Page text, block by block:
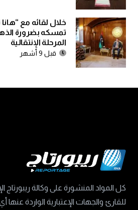
خلال لقائه مع “هانا
تمسكه بضرورة
المرحلة الإنتقالية
قبل 9 أشهر
كل المواد المنشورة على وكالة ريبورتاج
للقارئ والجهات الإعتبارية الواردة